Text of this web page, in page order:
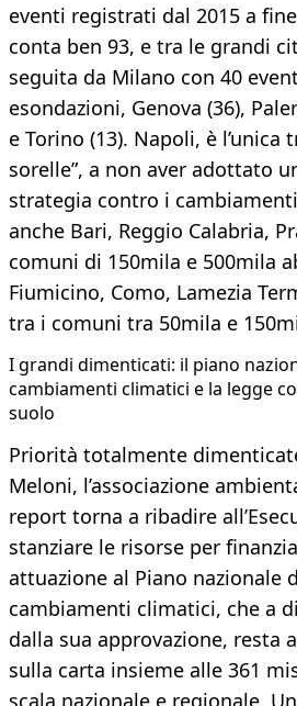
eventi registrati dal 2015 a
conta ben 93, e tra le grandi
seguita da Milano con 40
esondazioni, Genova (36),
e Torino (13). Napoli, è l’unica
sorelle”, a non aver adottato
strategia contro i
anche Bari, Reggio Calabria,
comuni di 150mila e 500mila
Fiumicino, Como, Lamezia
tra i comuni tra 50mila e
I grandi dimenticati: il piano
cambiamenti climatici e la legge
suolo
Priorità totalmente
Meloni, l’associazione
report torna a ribadire
stanziare le risorse per
attuazione al Piano nazionale
cambiamenti climatici, che a
dalla sua approvazione, resta
sulla carta insieme alle 361